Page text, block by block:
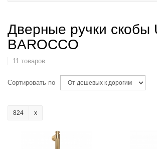
Дверные ручки скобы
BAROCCO
11 товаров
Сортировать по
824